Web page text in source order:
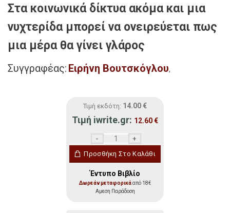
Στα κοινωνικά δίκτυα ακόμα και μια
νυχτερίδα μπορεί να ονειρεύεται πως
μια μέρα θα γίνει γλάρος
Συγγραφέας: Ειρήνη Βουτσκόγλου,
Τιμή εκδότη: 14.00 €
Τιμή iwrite.gr: 12.60€
Προσθήκη Στο Καλάθι
Έντυπο Βιβλίο
Δωρεάν μεταφορικάαπό 18€
Αμεση Παράδοση